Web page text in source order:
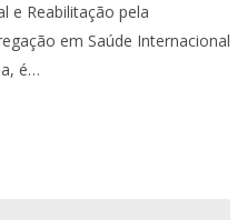
e Reabilitação pela
em Saúde Internacional
é